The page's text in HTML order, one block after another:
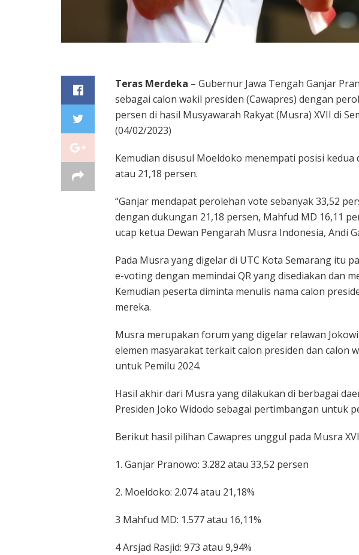
Teras Merdeka – Gubernur Jawa Tengah Ganjar
sebagai calon wakil presiden (Cawapres) dengan
persen di hasil Musyawarah Rakyat (Musra) XVII di
(04/02/2023)
Kemudian disusul Moeldoko menempati posisi kedua
atau 21,18 persen.
“Ganjar mendapat perolehan vote sebanyak 33,52
dengan dukungan 21,18 persen, Mahfud MD 16,11
ucap ketua Dewan Pengarah Musra Indonesia, Andi
Pada Musra yang digelar di UTC Kota Semarang itu
e-voting dengan memindai QR yang disediakan dan
Kemudian peserta diminta menulis nama calon
mereka.
Musra merupakan forum yang digelar relawan
elemen masyarakat terkait calon presiden dan calon
untuk Pemilu 2024.
Hasil akhir dari Musra yang dilakukan di berbagai
Presiden Joko Widodo sebagai pertimbangan untuk
Berikut hasil pilihan Cawapres unggul pada Musra
1. Ganjar Pranowo: 3.282 atau 33,52 persen
2. Moeldoko: 2.074 atau 21,18%
3 Mahfud MD: 1.577 atau 16,11%
4 Arsjad Rasjid: 973 atau 9,94%